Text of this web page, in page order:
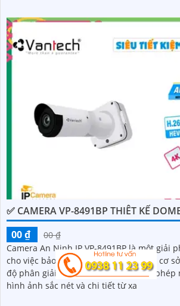
✅ CAMERA VP-8491BP THIÊT KẾ
00 ₫
00 ₫
Camera An Ninh IP VP-8491BP là một giải
cho việc bảo vệ an ninh căn nhà hoặc cơ sở
độ phân giải cao 4K, camera này cho
hình ảnh sắc nét và chi tiết từ xa